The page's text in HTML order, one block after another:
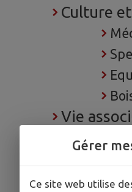
Culture
Vie
Idées
Gérer
Ce site web utilise